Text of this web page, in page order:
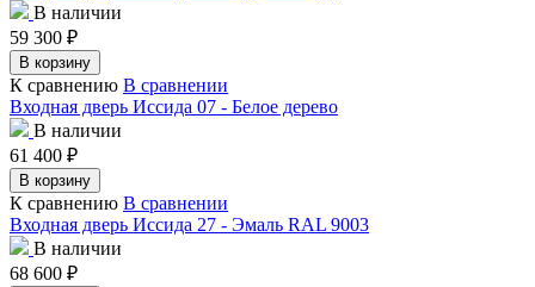
В наличии
59 300 ₽
В корзину
К сравнению В сравнении
Входная дверь Иссида 07 - Белое дерево
В наличии
61 400 ₽
В корзину
К сравнению В сравнении
Входная дверь Иссида 27 - Эмаль RAL 9003
В наличии
68 600 ₽